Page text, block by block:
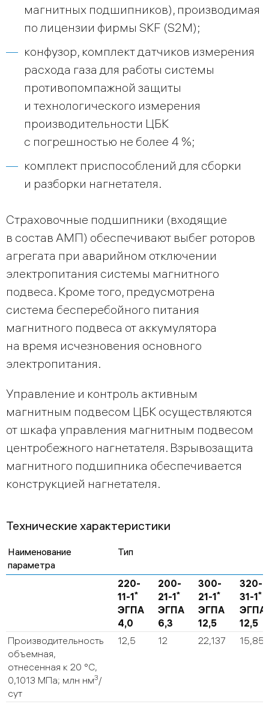
магнитных подшипников), производимая
по лицензии фирмы SKF (S2M);
конфузор, комплект датчиков измерения
расхода газа для работы системы
противопомпажной защиты
и технологического измерения
производительности ЦБК
с погрешностью не более 4 %;
комплект приспособлений для сборки
и разборки нагнетателя.
Страховочные подшипники (входящие
в состав АМП) обеспечивают выбег роторов
агрегата при аварийном отключении
электропитания системы магнитного
подвеса. Кроме того, предусмотрена
система бесперебойного питания
магнитного подвеса от аккумулятора
на время исчезновения основного
электропитания.
Управление и контроль активным
магнитным подвесом ЦБК осуществляются
от шкафа управления магнитным подвесом
центробежного нагнетателя. Взрывозащита
магнитного подшипника обеспечивается
конструкцией нагнетателя.
Технические характеристики
Наименование
параметра
Тип
220-
11-1*
ЭГПА
4,0
200-
21-1*
ЭГПА
6,3
300-
21-1*
ЭГПА
12,5
320-
31-1*
ЭГПА
12,5
Производительность
объемная,
отнесенная к 20 °C,
0,1013 МПа; млн нм3/
сут
12,5 12 22,137 15,85